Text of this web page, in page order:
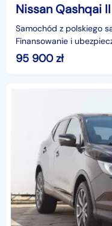
Samochód z polskiego
Finansowanie i
używane z polskiej sieci
95 900zł